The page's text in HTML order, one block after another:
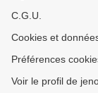
C.G.U.
Cookies et
Préférences
Voir le profil de